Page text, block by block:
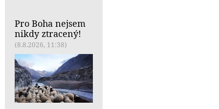
Pro Boha nejsem
nikdy ztracený!
(8.8.2026, 11:38)